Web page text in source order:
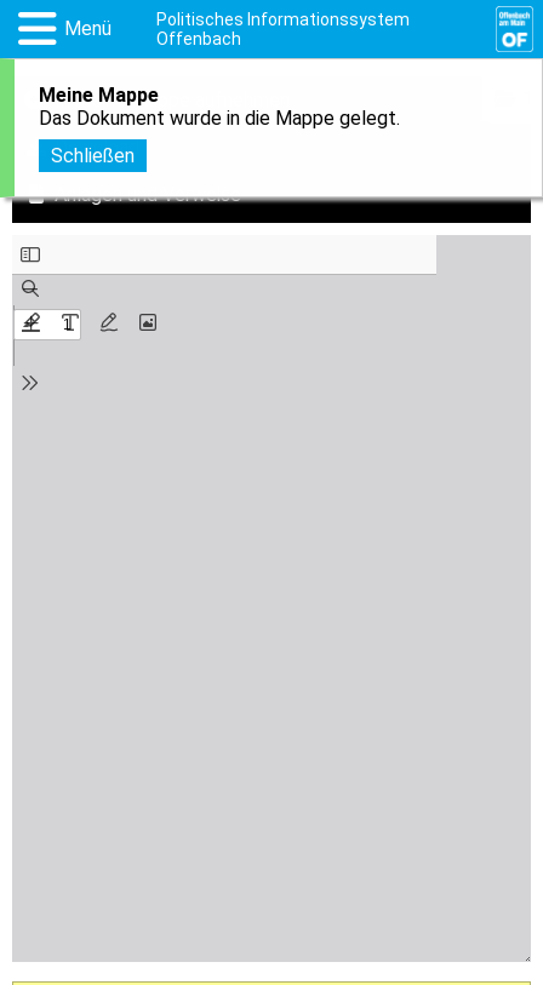
Menü
Politisches Informationssystem
Offenbach
Meine Mappe
Das Dokument wurde in die Mappe gelegt.
Schließen
In meine Mappe aufnehmen
Download
Anlagen und Verweise